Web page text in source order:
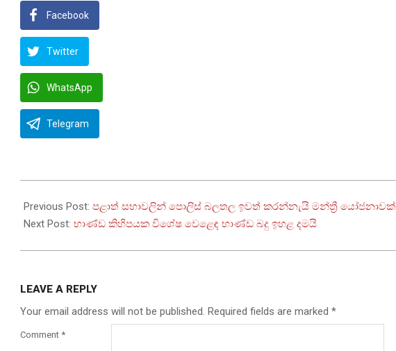
Facebook
Twitter
WhatsApp
Telegram
02-
21
Previous Post: පළාත් සභාවලින් පොලිස් බලතල ඉවත් කරන්නැයි මන්ත්‍රී යෝජනාවක්
Next Post: භාණ්ඩ කිහිපයක විශේෂ වෙළෙඳ භාණ්ඩ බදු ඉහළ දමයි
LEAVE A REPLY
Your email address will not be published. Required fields are marked *
Comment *